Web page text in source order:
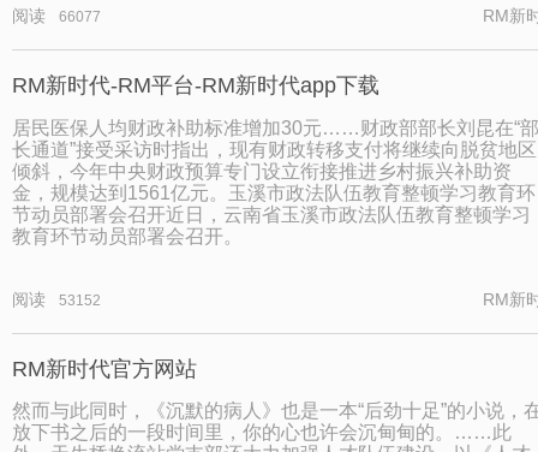
阅读 66077 RM新
RM新时代-RM平台-RM新时代app下载
居民医保人均财政补助标准增加30元……财政部部长刘昆在“部
长通道”接受采访时指出，现有财政转移支付将继续向脱贫地区
倾斜，今年中央财政预算专门设立衔接推进乡村振兴补助资
金，规模达到1561亿元。玉溪市政法队伍教育整顿学习教育环
节动员部署会召开近日，云南省玉溪市政法队伍教育整顿学习
教育环节动员部署会召开。
阅读 53152 RM新
RM新时代官方网站
然而与此同时，《沉默的病人》也是一本“后劲十足”的小说，
放下书之后的一段时间里，你的心也许会沉甸甸的。……此